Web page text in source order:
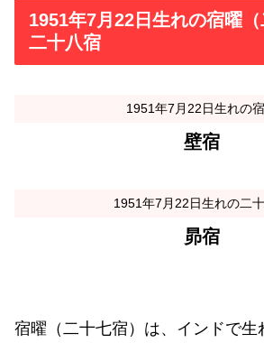
1951年7月22日生れの宿曜
二十八宿
1951年7月22日生れの
壁宿
1951年7月22日生れの二
昴宿
宿曜（二十七宿）は、インドで生